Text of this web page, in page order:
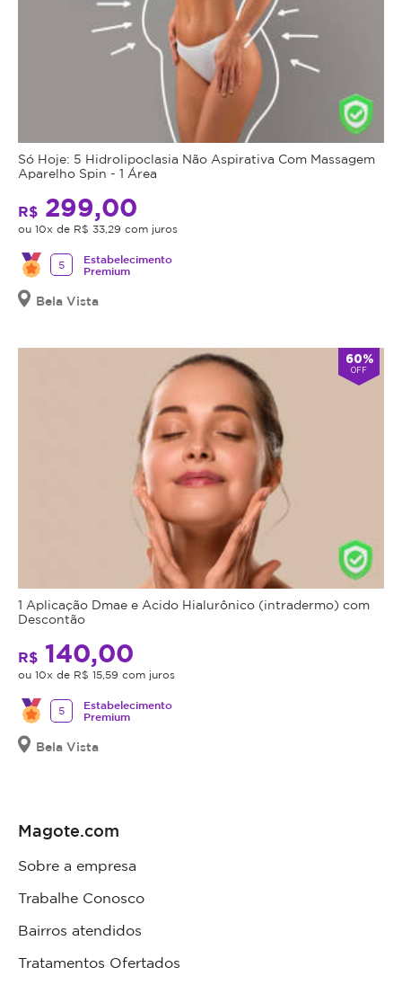
Só Hoje: 5 Hidrolipoclasia Não Aspirativa Com Massagem
Aparelho Spin - 1 Área
R$ 299,00
ou 10x de R$ 33,29 com juros
5
Estabelecimento
Premium
Bela Vista
60%
OFF
1 Aplicação Dmae e Acido Hialurônico (intradermo) com
Descontão
R$ 140,00
ou 10x de R$ 15,59 com juros
5
Estabelecimento
Premium
Bela Vista
Magote.com
Sobre a empresa
Trabalhe Conosco
Bairros atendidos
Tratamentos Ofertados